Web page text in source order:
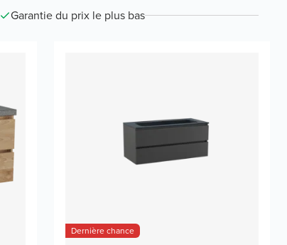
Garantie du prix le plus bas
Dernière chance